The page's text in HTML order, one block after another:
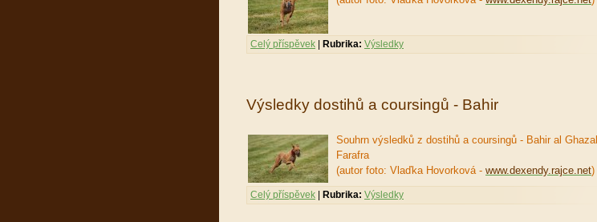
Celý příspěvek Rubrika: Výsledky
Výsledky dostihů a coursingů - Bahir
Souhrn výsledků z dostihů a coursingů - Bahir al Ghazal
Farafra
(autor foto: Vlaďka Hovorková - www.dexendy.rajce.net)
Celý příspěvek Rubrika: Výsledky